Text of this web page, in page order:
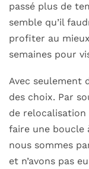
passé plus de
semble qu’il
profiter au
semaines pour
Avec seulement
des choix. Par
de
faire une boucle
nous sommes
et n’avons pas